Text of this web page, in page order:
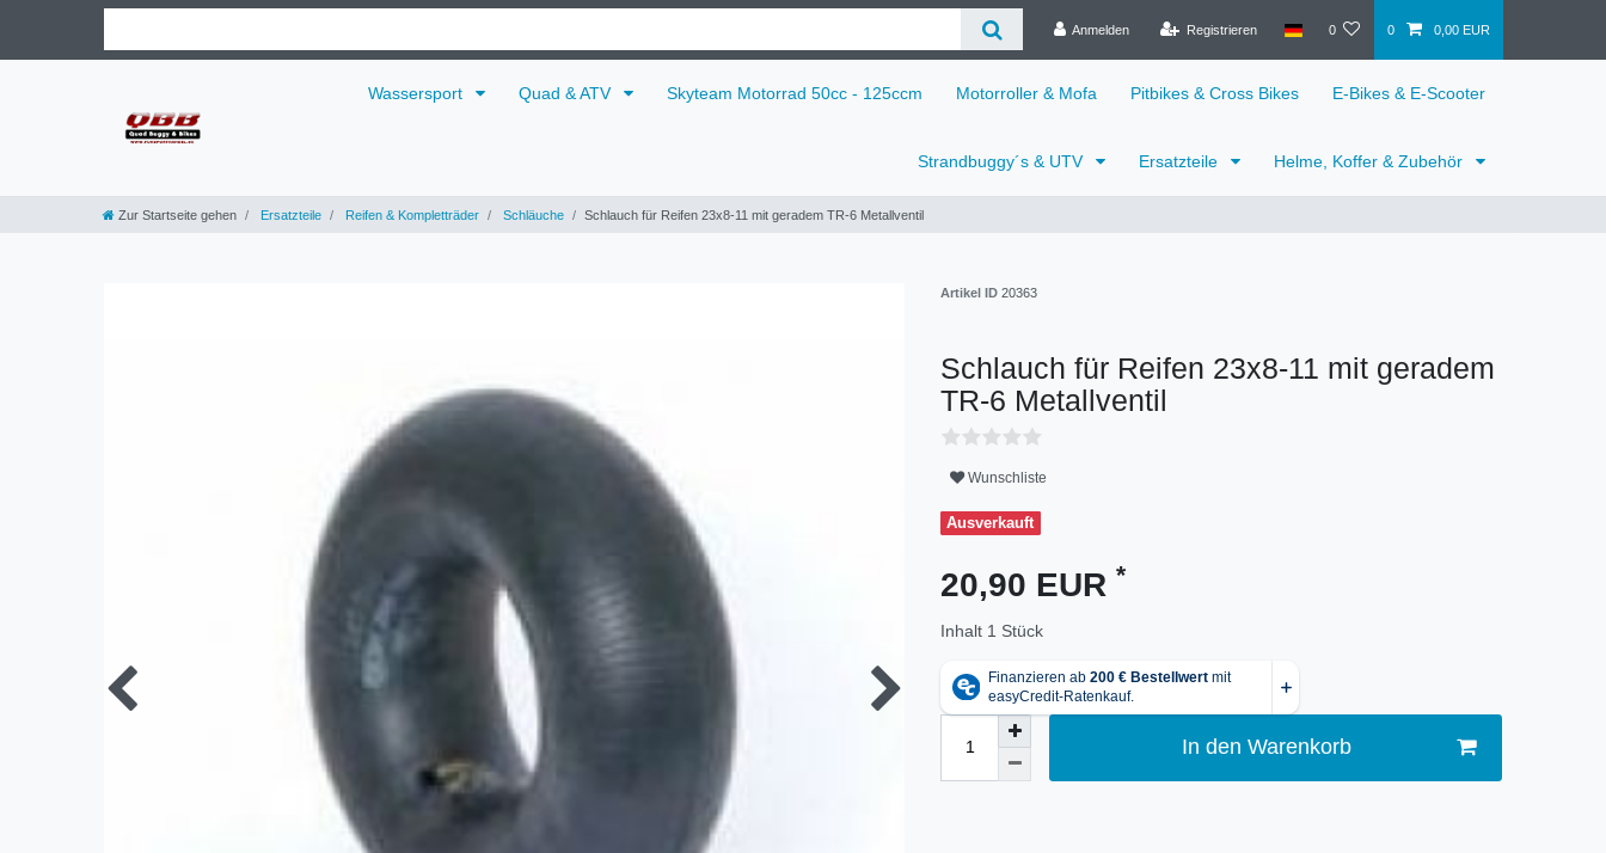
Anmelden Registrieren 0 0 0,00 EUR
Wassersport Quad & ATV Skyteam Motorrad 50cc - 125ccm Motorroller & Mofa Pitbikes & Cross Bikes E-Bikes & E-Scooter
Strandbuggy´s & UTV Ersatzteile Helme, Koffer & Zubehör
Zur Startseite gehen Ersatzteile Reifen & Kompletträder Schläuche Schlauch für Reifen 23x8-11 mit geradem TR-6 Metallventil
Artikel ID 20363
Schlauch für Reifen 23x8-11 mit geradem
TR-6 Metallventil
Wunschliste
Ausverkauft
20,90 EUR *
Inhalt 1 Stück
In den Warenkorb